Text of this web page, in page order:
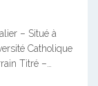
– Situé à
Catholique
Titré –…